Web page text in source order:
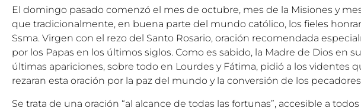
El domingo pasado comenzó el mes de octubre, mes de la Misiones y
que tradicionalmente, en buena parte del mundo católico, los fieles
Ssma. Virgen con el rezo del Santo Rosario, oración recomendada
por los Papas en los últimos siglos. Como es sabido, la Madre de Dios en
últimas apariciones, sobre todo en Lourdes y Fátima, pidió a los videntes
rezaran esta oración por la paz del mundo y la conversión de los
Se trata de una oración “al alcance de todas las fortunas”, accesible a todos